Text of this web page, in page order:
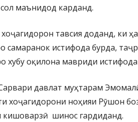
маънидод карданд.
тавсия доданд, ки
самаранок истифода бурда,
хубу оқилона мавриди
давлат муҳтарам
хоҷагидорони ноҳияи Рӯшон
шинос гардиданд.